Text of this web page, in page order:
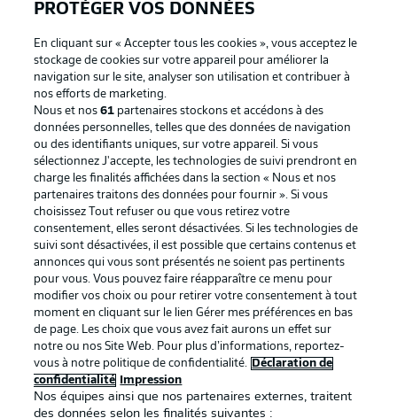
La publicité Conditions d’utilisation des
Mentions Légales Gérer mes préférences
Déclaration de
confidentialité
Diffuseurs
Travaux Contact
Impression Joueurs
PROTÉGER VOS DONNÉES
En cliquant sur « Accepter tous les cookies », vous acceptez le
stockage de cookies sur votre appareil pour améliorer la
navigation sur le site, analyser son utilisation et contribuer à
nos efforts de marketing.
Nous et nos61 partenaires stockons et accédons à des
données personnelles, telles que des données de navigation
ou des identifiants uniques, sur votre appareil. Si vous
sélectionnez J'accepte, les technologies de suivi prendront en
charge les finalités affichées dans la section « Nous et nos
partenaires traitons des données pour fournir ». Si vous
choisissez Tout refuser ou que vous retirez votre
consentement, elles seront désactivées. Si les technologies de
suivi sont désactivées, il est possible que certains contenus et
annonces qui vous sont présentés ne soient pas pertinents
pour vous. Vous pouvez faire réapparaître ce menu pour
modifier vos choix ou pour retirer votre consentement à tout
moment en cliquant sur le lien Gérer mes préférences en bas
de page. Les choix que vous avez fait aurons un effet sur
notre ou nos Site Web. Pour plus d’informations, reportez-
vous à notre politique de confidentialité.
Déclaration de
confidentialité
Impression
Nos équipes ainsi que nos partenaires externes, traitent
des données selon les finalités suivantes :